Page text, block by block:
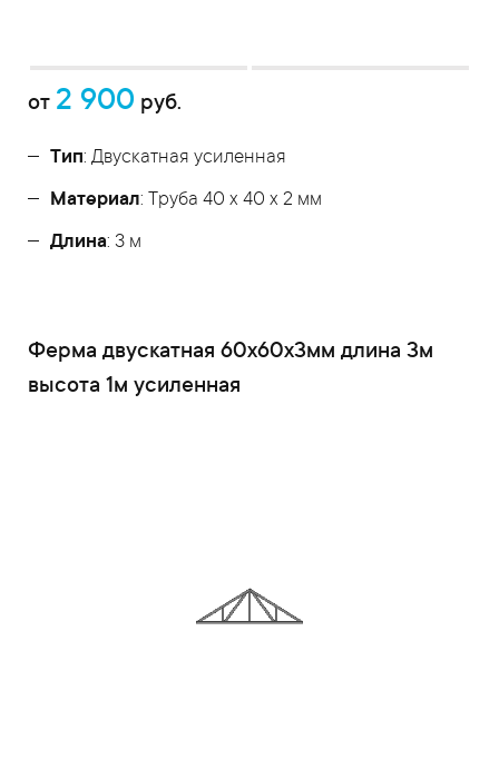
от 2 900 руб.
Тип: Двускатная усиленная
Материал: Труба 40 x 40 x 2 мм
Длина: 3 м
Ферма двускатная 60x60x3мм длина 3м
высота 1м усиленная